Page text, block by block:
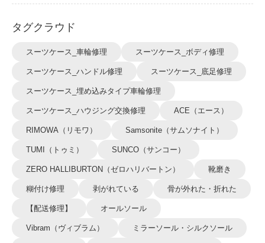
タグクラウド
スーツケース_車輪修理 スーツケース_ボディ修理
スーツケース_ハンドル修理 スーツケース_底足修理
スーツケース_埋め込みタイプ車輪修理
スーツケース_ハウジング交換修理 ACE（エース）
RIMOWA（リモワ） Samsonite（サムソナイト）
TUMI（トゥミ） SUNCO（サンコー）
ZERO HALLIBURTON（ゼロハリバートン） 靴磨き
糊付け修理 剥がれている 骨が外れた・折れた
【配送修理】 オールソール
Vibram（ヴィブラム） ミラーソール・シルクソール